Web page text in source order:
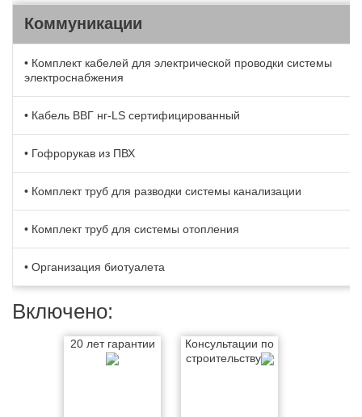
Коммуникации
• Комплект кабелей для электрической проводки системы
электроснабжения
• Кабель BBГ нг-LS сертифицированный
• Гофрорукав из ПВХ
• Комплект труб для разводки системы канализации
• Комплект труб для системы отопления
• Организация биотуалета
Включено:
20 лет гарантии
Консультации по
строительству